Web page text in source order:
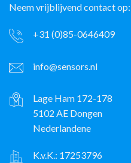
Neem vrijblijvend contact op:
+31 (0)85-0646409
info@sensors.nl
Lage Ham 172-178
5102 AE Dongen
Nederlandene
K.v.K.: 17253796